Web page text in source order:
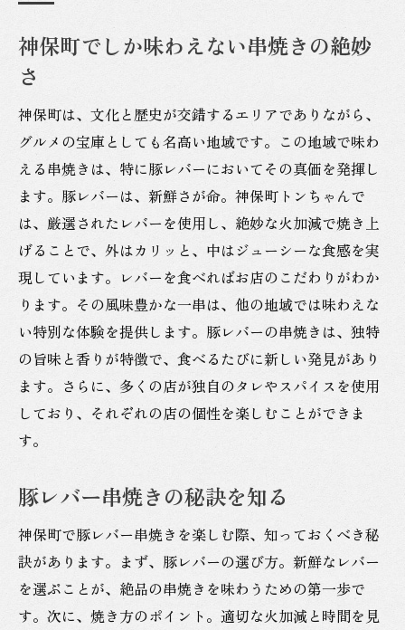
神保町でしか味わえない串焼きの絶妙
さ
神保町は、文化と歴史が交錯するエリアでありながら、
グルメの宝庫としても名高い地域です。この地域で味わ
える串焼きは、特に豚レバーにおいてその真価を発揮し
ます。豚レバーは、新鮮さが命。神保町トンちゃんで
は、厳選されたレバーを使用し、絶妙な火加減で焼き上
げることで、外はカリッと、中はジューシーな食感を実
現しています。レバーを食べればお店のこだわりがわか
ります。その風味豊かな一串は、他の地域では味わえな
い特別な体験を提供します。豚レバーの串焼きは、独特
の旨味と香りが特徴で、食べるたびに新しい発見があり
ます。さらに、多くの店が独自のタレやスパイスを使用
しており、それぞれの店の個性を楽しむことができま
す。
豚レバー串焼きの秘訣を知る
神保町で豚レバー串焼きを楽しむ際、知っておくべき秘
訣があります。まず、豚レバーの選び方。新鮮なレバー
を選ぶことが、絶品の串焼きを味わうための第一歩で
す。次に、焼き方のポイント。適切な火加減と時間を見